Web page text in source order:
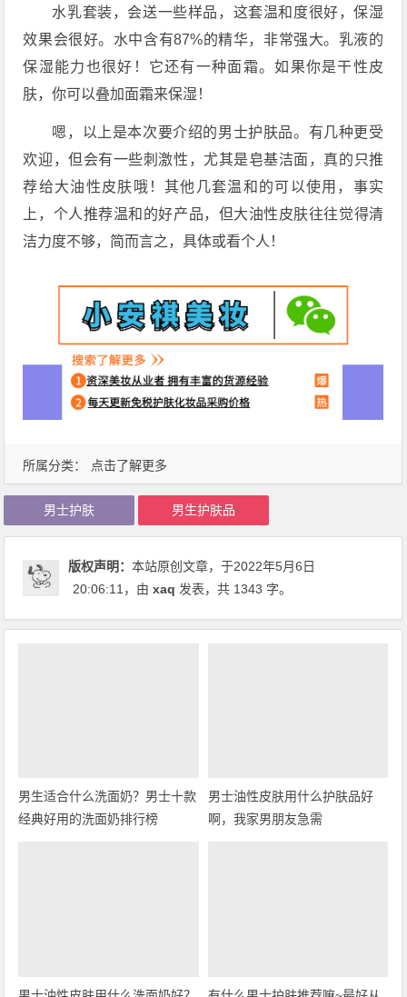
所属分类： 点击了解更多
水乳套装，会送一些样品，这套温和度很好，保湿
效果会很好。水中含有87%的精华，非常强大。乳液的
保湿能力也很好！它还有一种面霜。如果你是干性皮
肤，你可以叠加面霜来保湿！
嗯，以上是本次要介绍的男士护肤品。有几种更受
欢迎，但会有一些刺激性，尤其是皂基洁面，真的只推
荐给大油性皮肤哦！其他几套温和的可以使用，事实
上，个人推荐温和的好产品，但大油性皮肤往往觉得清
洁力度不够，简而言之，具体或看个人！
男士护肤 男生护肤品
版权声明：本站原创文章，于2022年5月6日
20:06:11 ，由xaq 发表，共 1343 字。
男生适合什么洗面奶？男士十款
经典好用的洗面奶排行榜
男士油性皮肤用什么护肤品好
啊，我家男朋友急需